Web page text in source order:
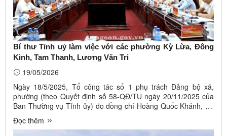
Bí thư Tỉnh uỷ làm việc với các phường Kỳ Lừa, Đông
Kinh, Tam Thanh, Lương Văn Tri
19/05/2026
Ngày 18/5/2025, Tổ công tác số 1 phụ trách Đảng bộ xã,
phường (theo Quyết định số 58-QĐ/TU ngày 20/11/2025 của
Ban Thường vụ Tỉnh ủy) do đồng chí Hoàng Quốc Khánh, Ủy
viên Ban Chấp hành Trung ương Đảng, Bí thư Tỉnh ủy làm Tổ
trưởng làm việc với 04 phường: Kỳ Lừa, Đông Kinh, Tam
Đọc thêm